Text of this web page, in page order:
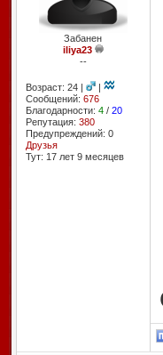
Забанен
iliya23
--
Возраст: 24 |
|
Сообщений: 676
Благодарности: 4/ 20
Репутация: 380
Предупреждений: 0
Друзья
Тут: 17 лет 9 месяцев